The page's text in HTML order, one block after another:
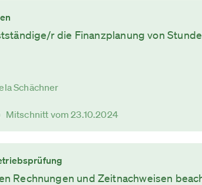
r die Finanzplanung von
Schächner
Mitschnitt vom 23.10.2024
Rechnungen und Zeitnachweisen